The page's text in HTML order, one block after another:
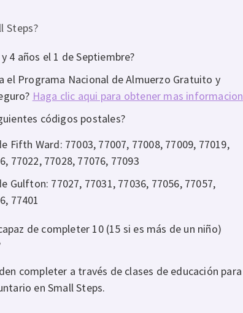
Steps?
4 años el 1 de Septiembre?
el Programa Nacional de Almuerzo Gratuito y
Haga clic aqui para obtener mas informacion
códigos postales?
Fifth Ward: 77003, 77007, 77008, 77009, 77019,
77022, 77028, 77076, 77093
Gulfton: 77027, 77031, 77036, 77056, 77057,
77401
de completer 10 (15 si es más de un niño)
completer a través de clases de educación para
en Small Steps.